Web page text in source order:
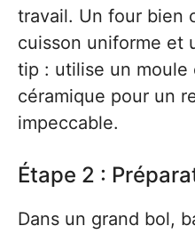
travail. Un four bien
cuisson uniforme et
tip : utilise un moule
céramique pour un
impeccable.
Étape 2 :
Dans un grand bol,